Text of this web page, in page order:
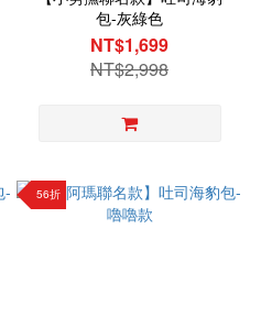
包-灰綠色
NT$1,699
NT$2,998
56折